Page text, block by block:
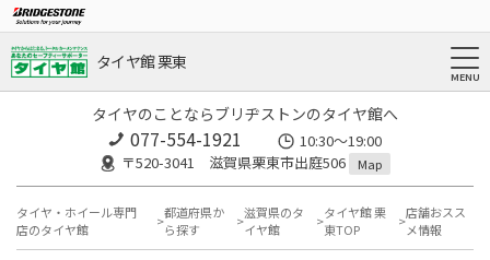
タイヤ館 栗東
タイヤのことならブリヂストンのタイヤ館へ
077-554-1921
10:30～19:00
〒520-3041 滋賀県栗東市出庭506
Map
タイヤ・ホイール専門
店のタイヤ館
都道府県か
ら探す
滋賀県のタ
イヤ館
タイヤ館 栗
東TOP
店舗おスス
メ情報